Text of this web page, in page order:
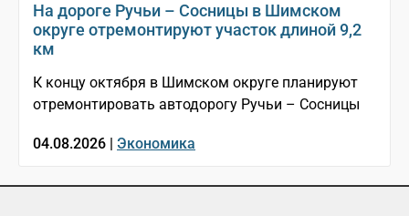
На дороге Ручьи – Сосницы в Шимском
округе отремонтируют участок длиной 9,2
км
К концу октября в Шимском округе планируют
отремонтировать автодорогу Ручьи – Сосницы
04.08.2026 | Экономика